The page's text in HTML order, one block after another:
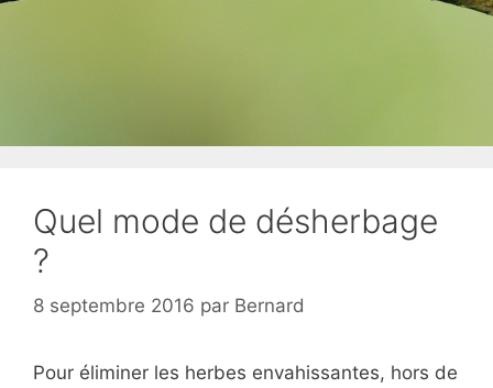
Quel mode de désherbage
?
8 septembre 2016 par Bernard
Pour éliminer les herbes envahissantes, hors de